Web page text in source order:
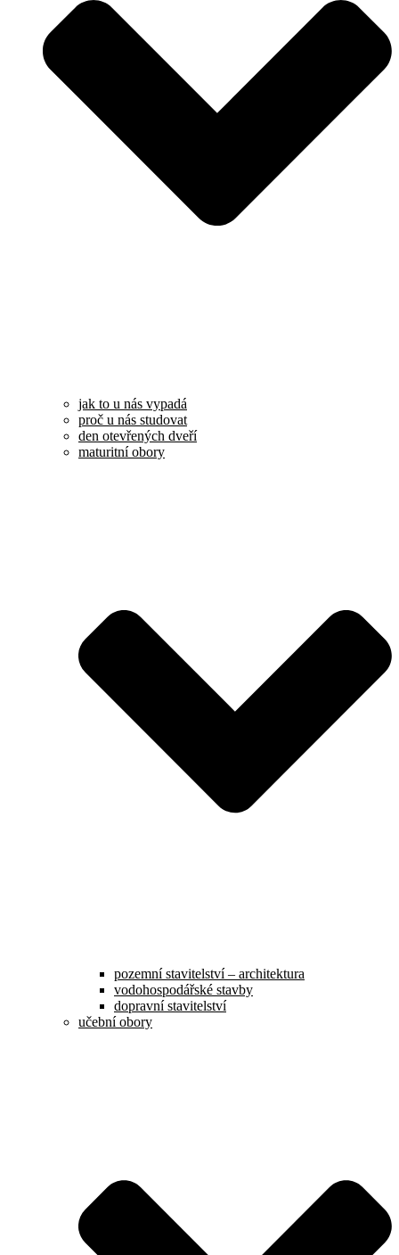
jak to u nás vypadá
proč u nás studovat
den otevřených dveří
maturitní obory
pozemní stavitelství – architektura
vodohospodářské stavby
dopravní stavitelství
učební obory